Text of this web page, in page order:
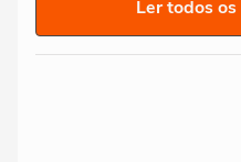
Ler todos